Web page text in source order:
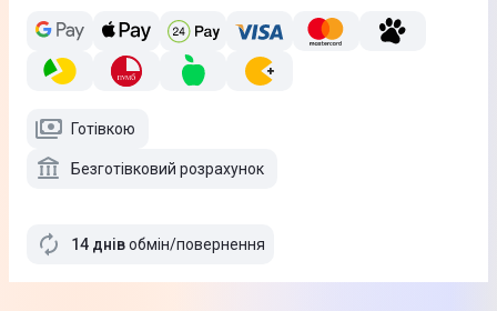
Готівкою
Безготівковий розрахунок
14 днівобмін/повернення